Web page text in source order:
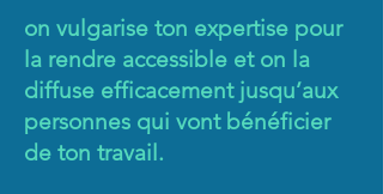
on vulgarise ton expertise pour
la rendre accessible et on la
diffuse efficacement jusqu’aux
personnes qui vont bénéficier
de ton travail.